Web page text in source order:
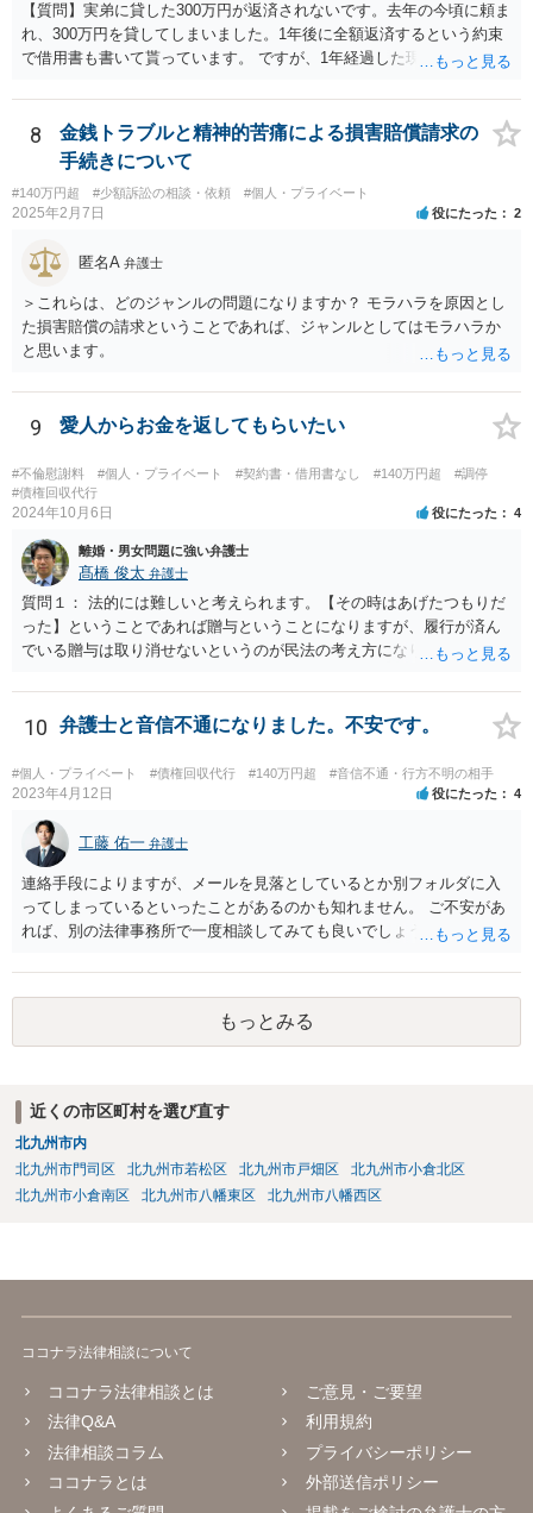
【質問】実弟に貸した300万円が返済されないです。去年の今頃に頼ま
れ、300万円を貸してしまいました。1年後に全額返済するという約束
で借用書も書いて貰っています。 ですが、1年経過した現在一銭も返
どという話も無く、開き直っている様に見受けられます。返済は勿論
ですが、今までの弟の素行等問題は色々あり、反省と制裁して欲しい
です。 【回答】おそらく、弟さんとしては、「返済しなかったとして
も、兄が自分に対して法的措置を講じてくることはないであろう」と
いう「甘え」があるのだと思います。きちんと返済をさせるために
は、「家族内の問題であるから穏便に解決を図る」という対応ではな
くて、一般社会の中のルールに基づいて、「約束（契約）したことを
守らない場合には、法的措置を講じる」という当たり前の対応を取る
べきであろうかと思います。もちろん、現実的に一括で返済出来る状
況ではないのかもしれませんが、分割でもきちんと返済をさせる合意
を取り付けるべきです。訴訟を提起した上で、「裁判上の和解」（分
割での返済）をすれば、その返済を怠った場合には強制執行（国の力
で強制的に相手方から財産を取り上げて、そこから回収する）という
ことができます。まずは、弁護士に相談をすることから初めて頂いた
方が良いかと思います。
8
金銭トラブルと精神的苦痛による損害賠償請求の
手続きについて
#140万円超 #少額訴訟の相談・依頼 #個人・プライベート
2025年2月7日 役にたった 2
匿名A 弁護士
＞これらは、どのジャンルの問題になりますか？ モラハラを原因とし
た損害賠償の請求ということであれば、ジャンルとしてはモラハラか
と思います。
9 愛人からお金を返してもらいたい
#不倫慰謝料 #個人・プライベート #契約書・借用書なし #140万円超
#調停
#債権回収代行
2024年10月6日 役にたった 4
離婚・男女問題に強い弁護士
髙橋 俊太 弁護士
質問１： 法的には難しいと考えられます。【その時はあげたつもりだ
った】ということであれば贈与ということになりますが、履行が済ん
でいる贈与は取り消せないというのが民法の考え方になります。（な
あった場合に意味が生じる議論だと思われます。） 質問２： 調停申立
てをすること自体は可能ですが、相手方が調停に出席して話し合いに
３： 仮に裁判になったとしても、口論中の発言で合意成立が認定され
ることは考え難いと思われます。
10 弁護士と音信不通になりました。不安です。
#個人・プライベート #債権回収代行 #140万円超 #音信不通・行方不明の相手
2023年4月12日 役にたった 4
工藤 佑一 弁護士
連絡手段によりますが、メールを見落としているとか別フォルダに入
ってしまっているといったことがあるのかも知れません。 ご不安があ
れば、別の法律事務所で一度相談してみても良いでしょう。
もっとみる
近くの市区町村を選び直す
北九州市内
北九州市門司区
北九州市若松区 北九州市戸畑区
北九州市小倉北区
北九州市小倉南区
北九州市八幡東区 北九州市八幡西区
ココナラ法律相談について
ココナラ法律相談とは
法律Q&A
法律相談コラム
ココナラとは
ご意見・ご要望
利用規約
プライバシーポリシー
外部送信ポリシー